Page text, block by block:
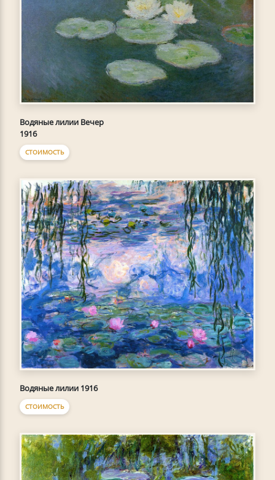
Водяные лилии Вечер
1916
СТОИМОСТЬ
Водяные лилии 1916
СТОИМОСТЬ